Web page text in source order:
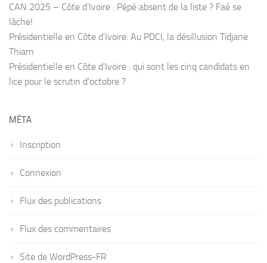
CAN 2025 – Côte d’Ivoire : Pépé absent de la liste ? Faé se
lâche!
Présidentielle en Côte d’Ivoire: Au PDCI, la désillusion Tidjane
Thiam
Présidentielle en Côte d’Ivoire : qui sont les cinq candidats en
lice pour le scrutin d’octobre ?
MÉTA
Inscription
Connexion
Flux des publications
Flux des commentaires
Site de WordPress-FR